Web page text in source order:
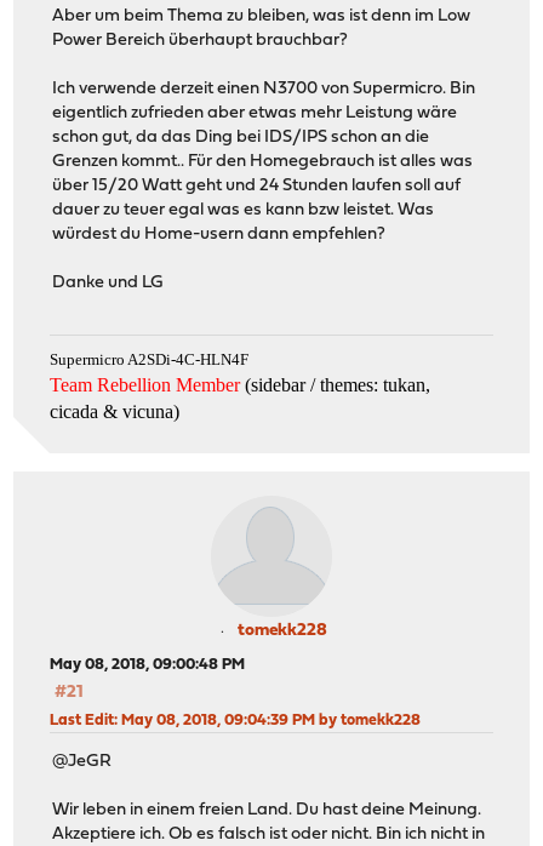
Aber um beim Thema zu bleiben, was ist denn im Low
Power Bereich überhaupt brauchbar?
Ich verwende derzeit einen N3700 von Supermicro. Bin
eigentlich zufrieden aber etwas mehr Leistung wäre
schon gut, da das Ding bei IDS/IPS schon an die
Grenzen kommt.. Für den Homegebrauch ist alles was
über 15/20 Watt geht und 24 Stunden laufen soll auf
dauer zu teuer egal was es kann bzw leistet. Was
würdest du Home-usern dann empfehlen?
Danke und LG
Supermicro A2SDi-4C-HLN4F
Team Rebellion Member(sidebar / themes: tukan,
cicada & vicuna)
tomekk228
May 08, 2018, 09:00:48 PM
#21
Last Edit: May 08, 2018, 09:04:39 PM by tomekk228
@JeGR
Wir leben in einem freien Land. Du hast deine Meinung.
Akzeptiere ich. Ob es falsch ist oder nicht. Bin ich nicht in